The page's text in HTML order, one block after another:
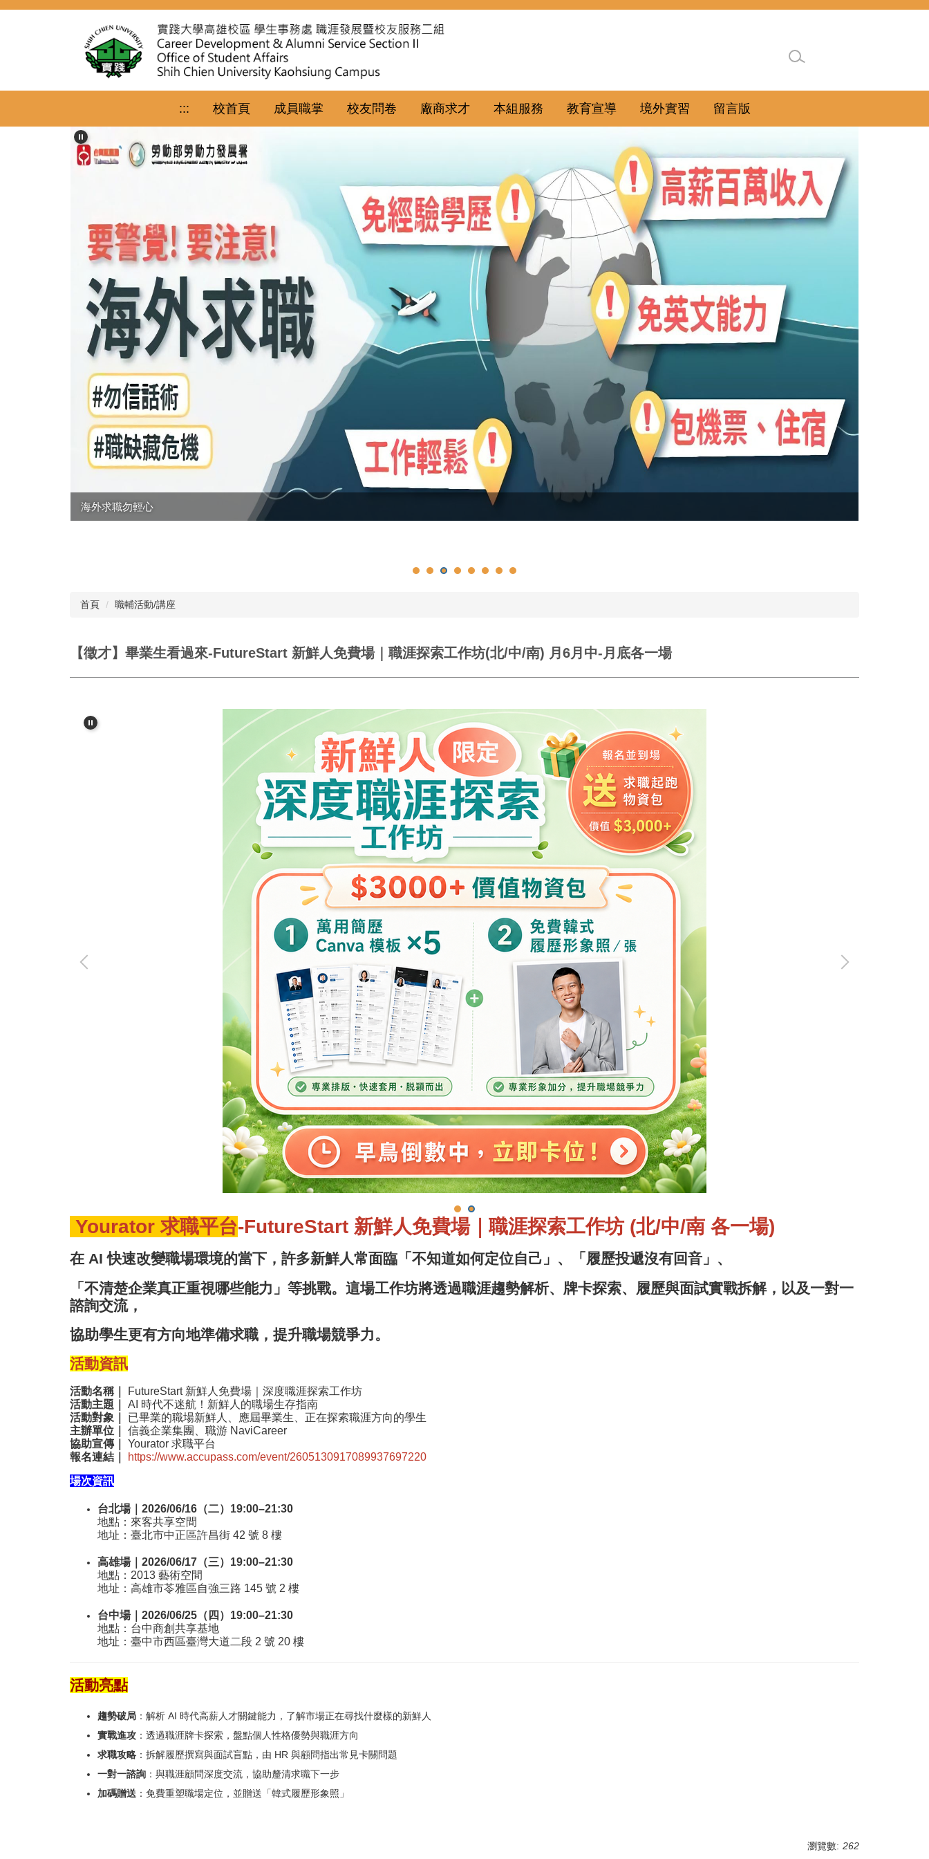
跳
::: 校首頁 成員職掌 校友問卷 廠商求才 本組服務 教育宣導 境外實習 留言版
海外求職勿輕心
首頁 職輔活動/講座
【徵才】畢業生看過來-FutureStart 新鮮人免費場｜職涯探索工作坊(北/中/南) 月6月中-月底各一場
Yourator 求職平台-FutureStart 新鮮人免費場｜職涯探索工作坊 (北/中/南 各一場)
在 AI 快速改變職場環境的當下，許多新鮮人常面臨「 不知道如何定位自己」、「履歷投遞沒有回音」、
「 不清楚企業真正重視哪些能力」等挑戰。 這場工作坊將透過職涯趨勢解析、牌卡探索、履歷與面試實戰拆解， 以及一對一
諮詢交流，
協助學生更有方向地準備求職， 提升職場競爭力。
活動資訊
活動名稱｜
FutureStart 新鮮人免費場｜深度職涯探索工作坊
活動主題｜
AI 時代不迷航！新鮮人的職場生存指南
活動對象｜
已畢業的職場新鮮人、應屆畢業生、正在探索職涯方向的學生
主辦單位｜
信義企業集團、職游 NaviCareer
協助宣傳｜
Yourator 求職平台
報名連結｜
https://www.accupass.com/event/2605130917089937697220
場次資訊
台北場｜2026/06/16（二）19:00–21:30
地點：來客共享空間
地址：臺北市中正區許昌街 42 號 8 樓
高雄場｜2026/06/17（三）19:00–21:30
地點：2013 藝術空間
地址：高雄市苓雅區自強三路 145 號 2 樓
台中場｜2026/06/25（四）19:00–21:30
地點：台中商創共享基地
地址：臺中市西區臺灣大道二段 2 號 20 樓
活動亮點
趨勢破局 ：解析 AI 時代高薪人才關鍵能力，了解市場正在尋找什麼樣的新鮮人
實戰進攻 ：透過職涯牌卡探索，盤點個人性格優勢與職涯方向
求職攻略 ：拆解履歷撰寫與面試盲點，由 HR 與顧問指出常見卡關問題
一對一諮詢 ：與職涯顧問深度交流，協助釐清求職下一步
加碼贈送 ：免費重塑職場定位，並贈送「韓式履歷形象照」
瀏覽數: 262